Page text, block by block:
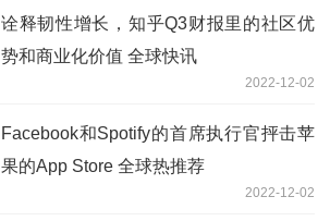
诠释韧性增长，知乎Q3财报里的社区优
势和商业化价值 全球快讯
2022-12-02
Facebook和Spotify的首席执行官抨击苹
果的App Store 全球热推荐
2022-12-02